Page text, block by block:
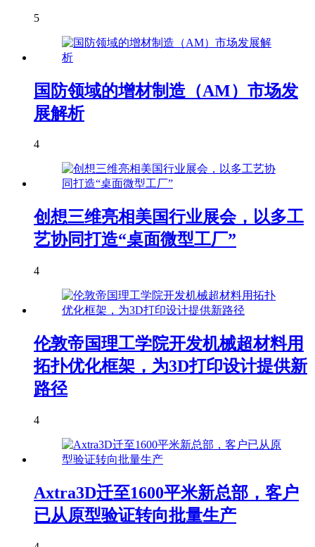
5
国防领域的增材制造（AM）市场发
展解析
4
创想三维亮相美国行业展会，以多工
艺协同打造“桌面微型工厂”
4
伦敦帝国理工学院开发机械超材料用
拓扑优化框架，为3D打印设计提供新
路径
4
Axtra3D迁至1600平米新总部，客户
已从原型验证转向批量生产